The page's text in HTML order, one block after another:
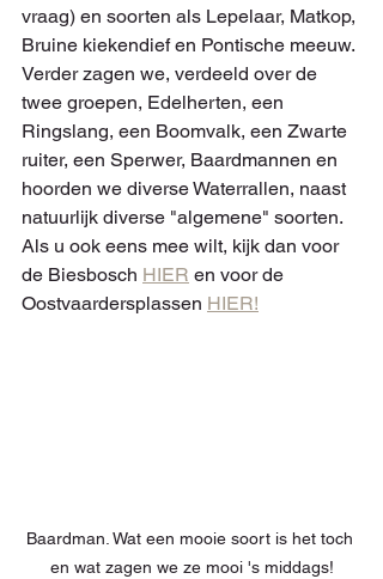
vraag) en soorten als Lepelaar, Matkop,
Bruine kiekendief en Pontische meeuw.
Verder zagen we, verdeeld over de
twee groepen, Edelherten, een
Ringslang, een Boomvalk, een Zwarte
ruiter, een Sperwer, Baardmannen en
hoorden we diverse Waterrallen, naast
natuurlijk diverse "algemene" soorten.
Als u ook eens mee wilt, kijk dan voor
de Biesbosch HIER en voor de
Oostvaardersplassen HIER!
Baardman. Wat een mooie soort is het toch
en wat zagen we ze mooi 's middags!